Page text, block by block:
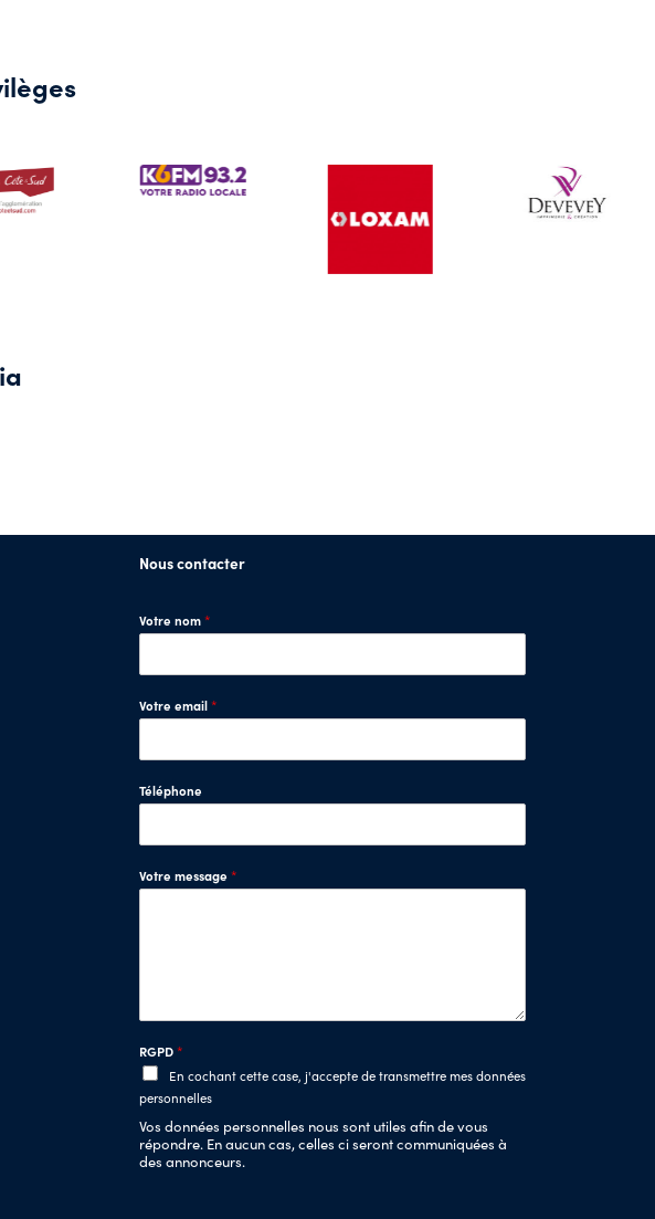
Nous contacter
Votre nom *
Votre email *
Téléphone
Votre message *
RGPD *
En cochant cette case, j'accepte de transmettre mes données
personnelles
Vos données personnelles nous sont utiles afin de vous
répondre. En aucun cas, celles ci seront communiquées à
des annonceurs.